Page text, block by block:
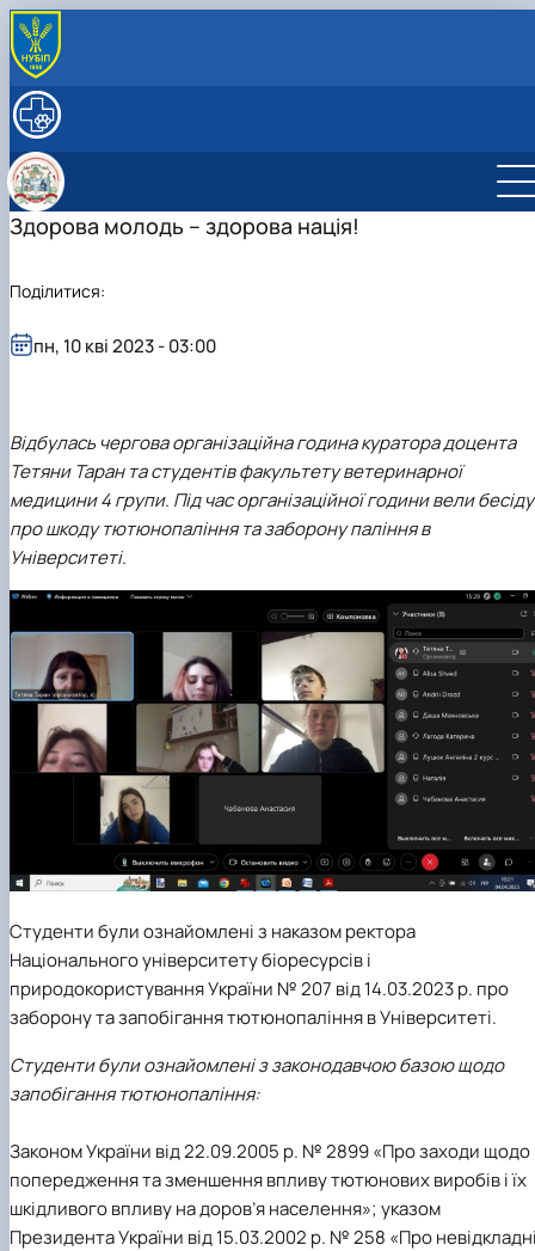
ПРО КАФЕДРУ
НАУКОВА РОБОТА
Студентський науковий гурток
санітарії та гігієни»
Наукова діяльність
Наукові розробки
Аспірантура
МІЖНАРОДНА ДІЯЛЬНІСТЬ
Міжнародні проекти
Модуль Жана Моне "Контроль безпечності
Здорова молодь – здорова нація!
Відбулась чергова організаційна година куратора доцента
Тетяни Таран та студентів факультету ветеринарної
медицини 4 групи. Під час організаційної години вели бесіду
про шкоду тютюнопаління та заборону паління в
Університеті.
Студенти були ознайомлені з наказом ректора
Національного університету біоресурсів і
природокористування України № 207 від 14.03.2023 р. про
заборону та запобігання тютюнопаління в Університеті.
Студенти були ознайомлені з законодавчою базою щодо
запобігання тютюнопаління:
Законом України від 22.09.2005 р. № 2899 «Про заходи щодо
попередження та зменшення впливу тютюнових виробів і їх
шкідливого впливу на доров’я населення»; указом
Президента України від 15.03.2002 р. № 258 «Про
пн, 10 кві 2023 - 03:00
Поділитися: